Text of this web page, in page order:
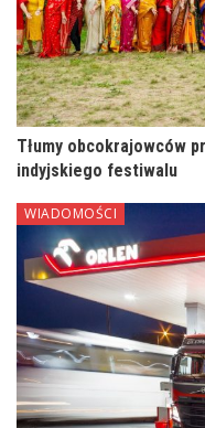
Tłumy obcokrajowców
indyjskiego festiwalu
WIADOMOŚCI